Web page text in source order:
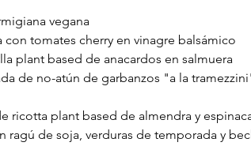
vegana
tomates cherry en vinagre balsámico
plant based de anacardos en salmuera
de no-atún de garbanzos "a la
ricotta plant based de almendra y
ragú de soja, verduras de temporada y